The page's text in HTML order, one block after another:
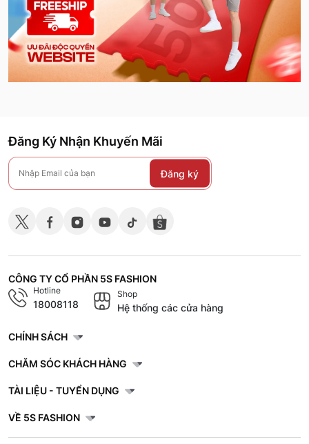
Đăng Ký Nhận Khuyến Mãi
Đăng ký
CÔNG TY CỔ PHẦN 5S FASHION
Hotline
18008118
Shop
Hệ thống các cửa hàng
CHÍNH SÁCH
CHĂM SÓC KHÁCH HÀNG
TÀI LIỆU - TUYỂN DỤNG
VỀ 5S FASHION